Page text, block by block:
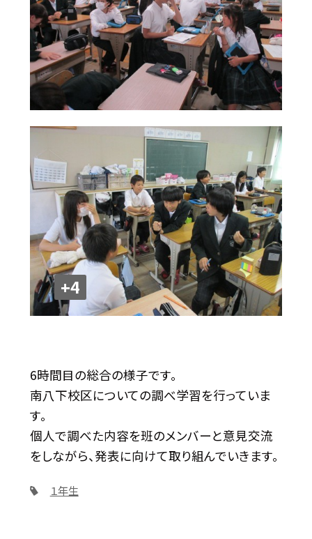
+4
6時間目の総合の様子です。
南八下校区についての調べ学習を行っていま
す。
個人で調べた内容を班のメンバーと意見交流
をしながら、発表に向けて取り組んでいきます。
１年生